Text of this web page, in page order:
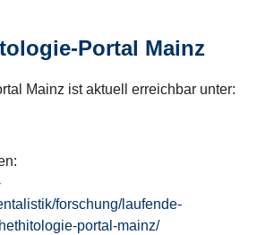
Portal Mainz
Mainz ist aktuell erreichbar unter:
forschung/laufende-
portal-mainz/